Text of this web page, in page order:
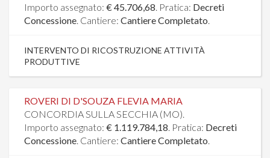
Importo assegnato: € 45.706,68. Pratica: Decreti
Concessione. Cantiere: Cantiere Completato.
INTERVENTO DI RICOSTRUZIONE ATTIVITÀ
PRODUTTIVE
ROVERI DI D'SOUZA FLEVIA MARIA
CONCORDIA SULLA SECCHIA (MO).
Importo assegnato: € 1.119.784,18. Pratica: Decreti
Concessione. Cantiere: Cantiere Completato.